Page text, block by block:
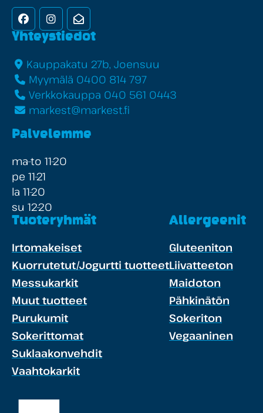
FacebookInstagramUutiskirje
Yhteystiedot
Kauppakatu 27b, Joensuu
Myymälä 0400 814 797
Verkkokauppa 040 561 0443
markest@markest.fi
Palvelemme
ma-to 11-20
pe 11-21
la 11-20
su 12-20
Tuoteryhmät
Irtomakeiset
Kuorrutetut/Jogurtti tuotteet
Messukarkit
Muut tuotteet
Purukumit
Sokerittomat
Suklaakonvehdit
Vaahtokarkit
Allergeenit
Gluteeniton
Liivatteeton
Maidoton
Pähkinätön
Sokeriton
Vegaaninen